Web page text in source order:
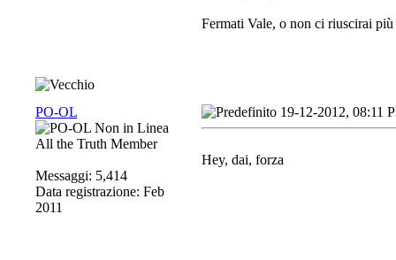
Fermati Vale, o non ci riuscirai
PO-OL
All the Truth Member
Messaggi: 5,414
Data registrazione: Feb
2011
19-12-2012, 08:11
Hey, dai, forza